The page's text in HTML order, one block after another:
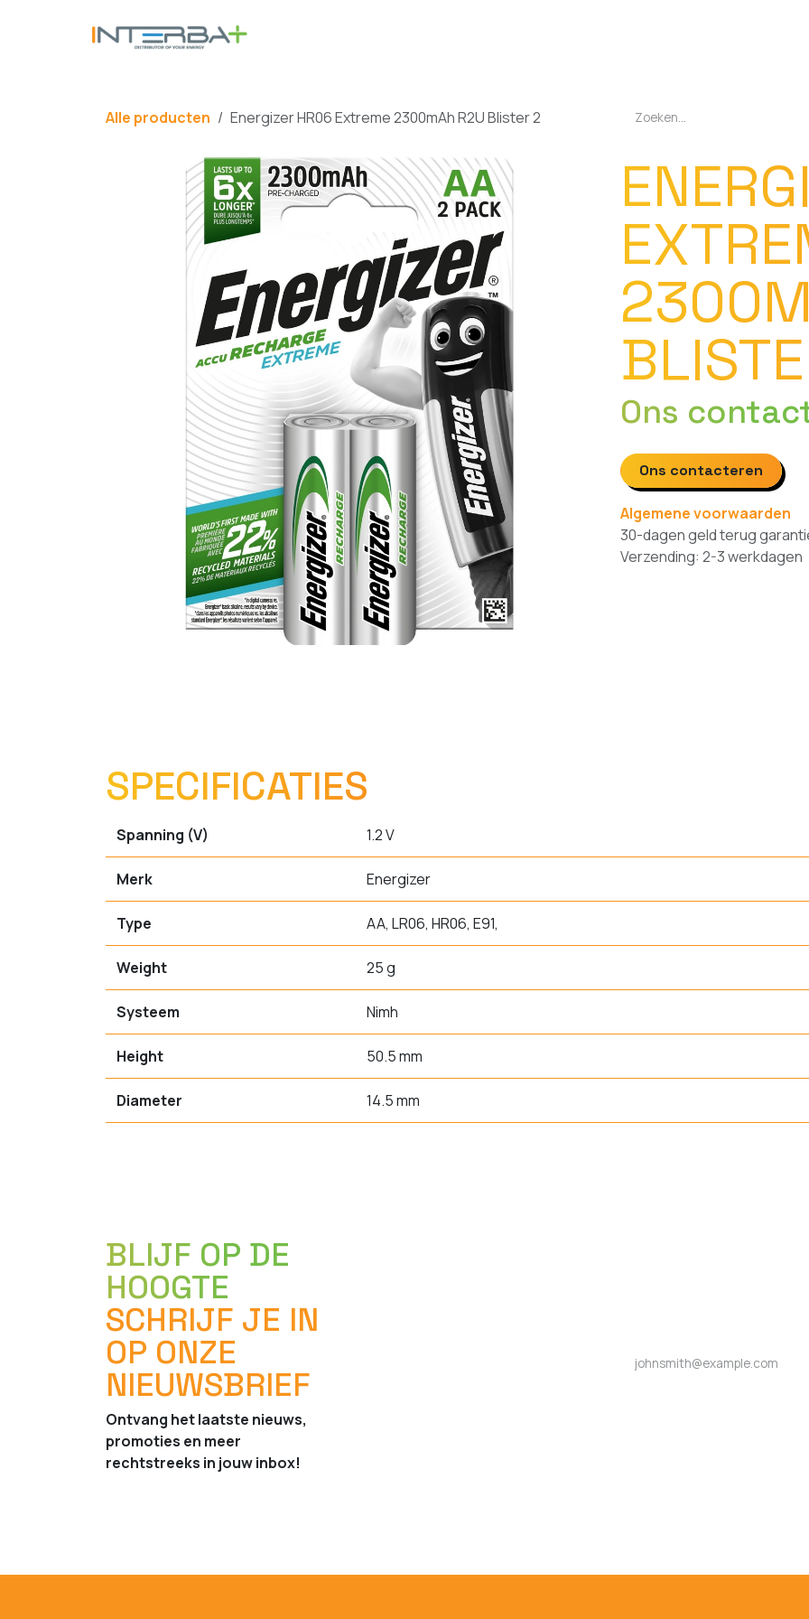
Alle producten Energizer HR06 Extreme 2300mAh R2U Blister 2
Ons
Ons contacteren
Algemene voorwaarden
30-dagen geld terug
Verzending: 2-3 werkdagen
SPECIFICATIES
Spanning (V) 1.2 V
Merk Energizer
Type AA, LR06, HR06, E91,
Weight 25 g
Systeem Nimh
Height 50.5 mm
Diameter 14.5 mm
BLIJF OP DE
HOOGTE
SCHRIJF JE IN
OP ONZE
NIEUWSBRIEF
Ontvang het laatste nieuws,
promoties en meer
rechtstreeks in jouw inbox!